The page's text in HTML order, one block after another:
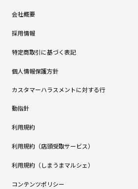
会社概要
採用情報
特定商取引に基づく表記
個人情報保護方針
カスタマーハラスメントに対する行
動指針
利用規約
利用規約（店頭受取サービス）
利用規約（しまうまマルシェ）
コンテンツポリシー